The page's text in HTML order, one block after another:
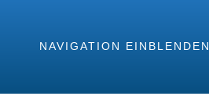
NAVIGATION EINBLENDEN